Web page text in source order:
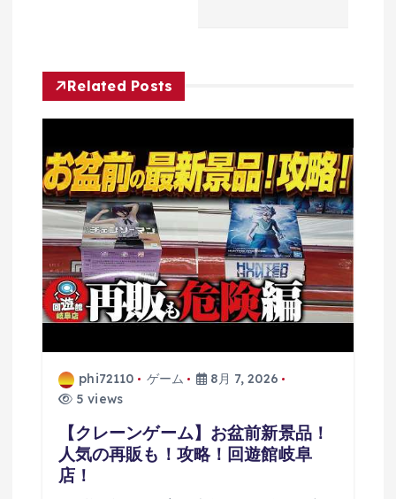
ンRelated Posts
phi72110 ゲーム
8月 7, 2026
5 views
【クレーンゲーム】お盆前新景品！
人気の再販も！攻略！回遊館岐阜
店！